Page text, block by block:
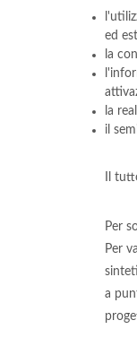
ed
la
la
il
Il
Per
Per
a